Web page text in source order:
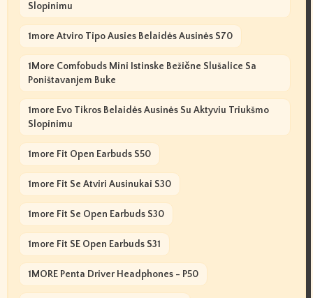
Slopinimu
1more Atviro Tipo Ausies Belaidės Ausinės S70
1More Comfobuds Mini Istinske Bežične Slušalice Sa
Poništavanjem Buke
1more Evo Tikros Belaidės Ausinės Su Aktyviu Triukšmo
Slopinimu
1more Fit Open Earbuds S50
1more Fit Se Atviri Ausinukai S30
1more Fit Se Open Earbuds S30
1more Fit SE Open Earbuds S31
1MORE Penta Driver Headphones - P50